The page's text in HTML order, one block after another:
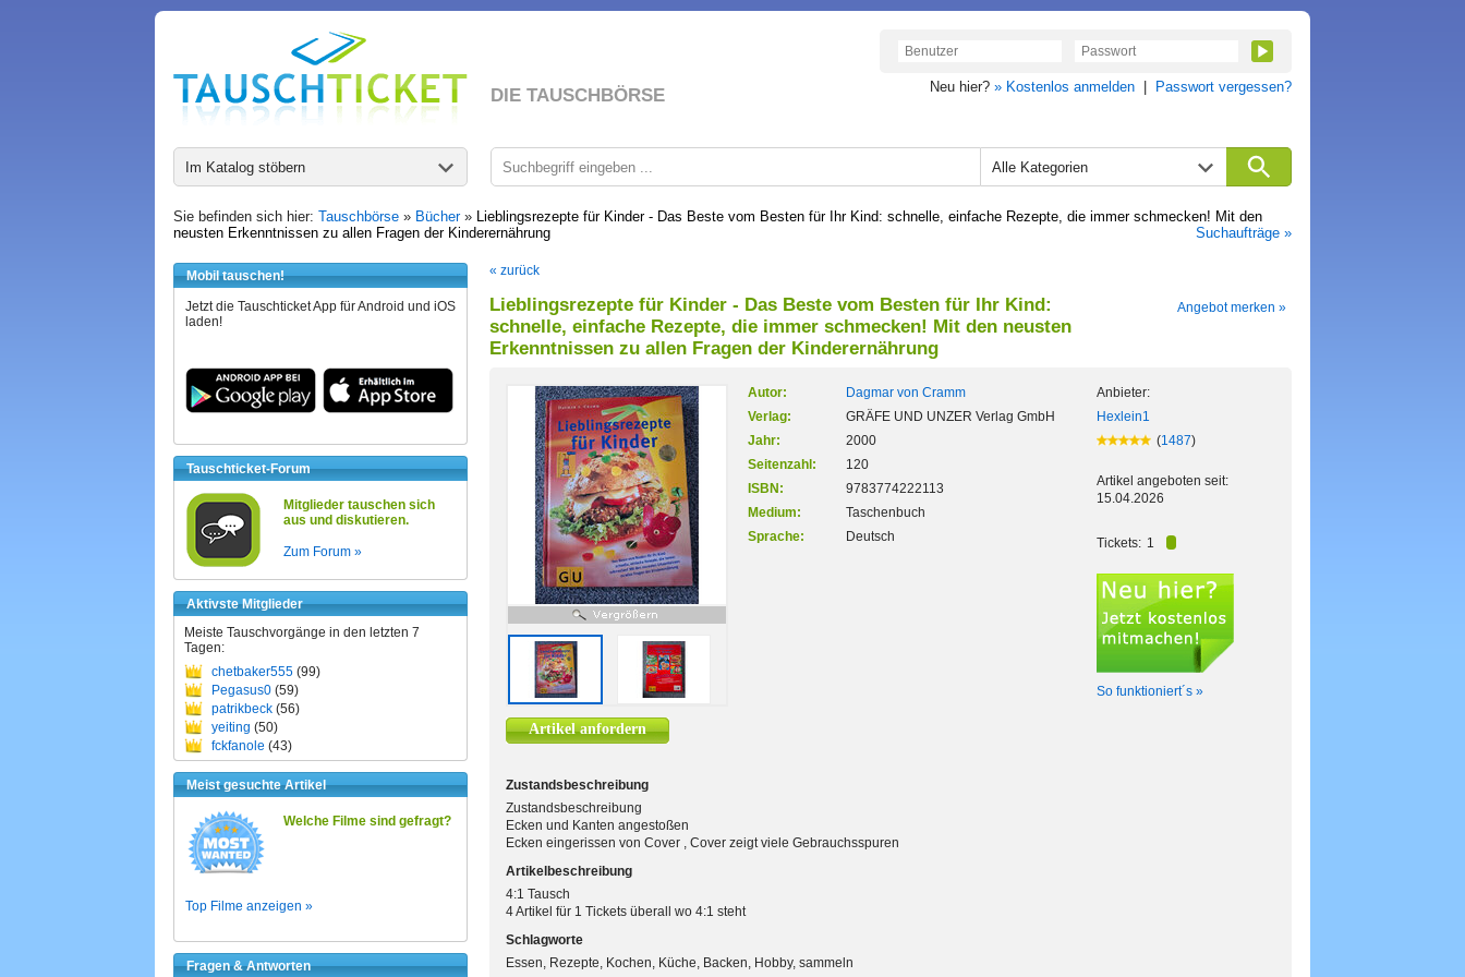
DIE TAUSCHBÖRSE Neu hier? » Kostenlos anmelden Passwort vergessen?
Im Katalog stöbern Alle Kategorien
Sie befinden sich hier: Tauschbörse » Bücher» Lieblingsrezepte für Kinder - Das Beste vom Besten für Ihr Kind: schnelle, einfache Rezepte, die immer schmecken! Mit den
neusten Erkenntnissen zu allen Fragen der Kinderernährung
Suchaufträge »
Mobil tauschen!
Jetzt die Tauschticket App für Android und iOS
laden!
Tauschticket-Forum
Mitglieder tauschen sich
aus und diskutieren.
Zum Forum »
Aktivste Mitglieder
Meiste Tauschvorgänge in den letzten 7
Tagen:
chetbaker555 (99)
Pegasus0 (59)
patrikbeck (56)
yeiting (50)
fckfanole (43)
Meist gesuchte Artikel
Welche Filme sind gefragt?
Top Filme anzeigen »
Fragen & Antworten
« zurück
Lieblingsrezepte für Kinder - Das Beste vom Besten für Ihr Kind:
schnelle, einfache Rezepte, die immer schmecken! Mit den neusten
Erkenntnissen zu allen Fragen der Kinderernährung
Angebot merken »
Artikel anfordern
Autor:
Dagmar von Cramm
Verlag:
GRÄFE UND UNZER Verlag GmbH
Jahr:
2000
Seitenzahl:
120
ISBN:
9783774222113
Medium:
Taschenbuch
Sprache:
Deutsch
Anbieter:
Hexlein1
(1487)
Artikel angeboten seit:
15.04.2026
Tickets: 1
So funktioniert´s »
Zustandsbeschreibung
Zustandsbeschreibung
Ecken und Kanten angestoßen
Ecken eingerissen von Cover , Cover zeigt viele Gebrauchsspuren
Artikelbeschreibung
4:1 Tausch
4 Artikel für 1 Tickets überall wo 4:1 steht
Schlagworte
Essen, Rezepte, Kochen, Küche, Backen, Hobby, sammeln